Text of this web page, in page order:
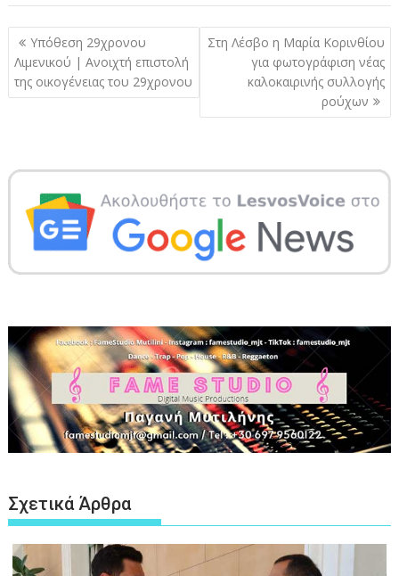
Πλοήγηση
άρθρων
Υπόθεση 29χρονου
Λιμενικού | Ανοιχτή επιστολή
της οικογένειας του 29χρονου
Στη Λέσβο η Μαρία Κορινθίου
για φωτογράφιση νέας
καλοκαιρινής συλλογής
ρούχων
Σχετικά Άρθρα